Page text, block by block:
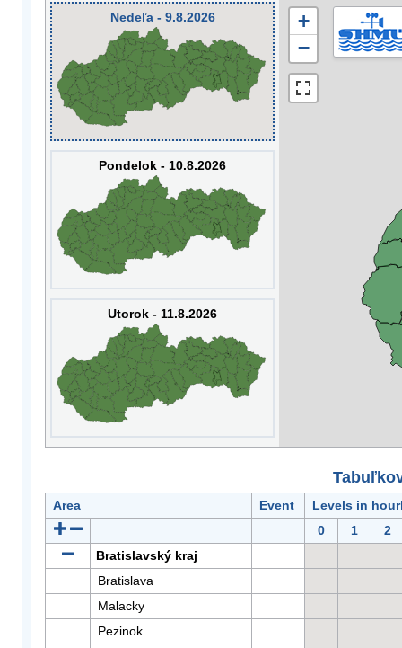
Nedeľa - 9.8.2026
Pondelok - 10.8.2026
Utorok - 11.8.2026
+
−
Area Event
Levels in
0
1
2
Bratislavský kraj
Bratislava
Malacky
Pezinok